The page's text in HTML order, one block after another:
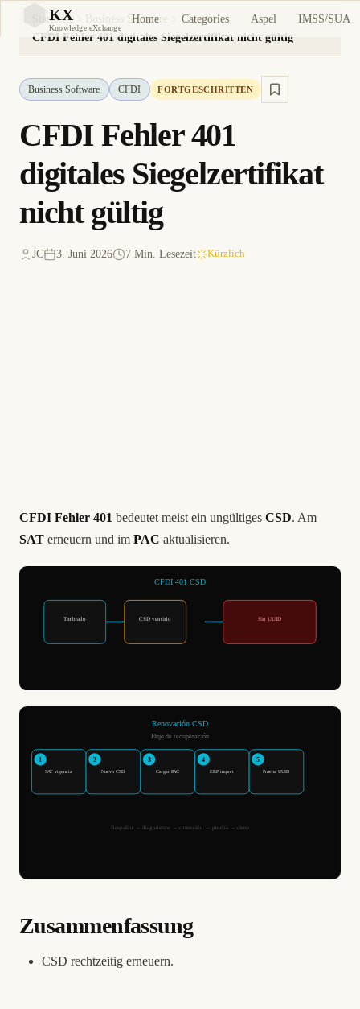
KX
Knowledge eXchange
Home Categories Aspel IMSS/SUA
Startseite
Business Software
CFDI Fehler 401 digitales Siegelzertifikat nicht gültig
Business Software CFDI FORTGESCHRITTEN
CFDI Fehler 401
digitales Siegelzertifikat
nicht gültig
JC 3. Juni 2026 7 Min. Lesezeit Kürzlich
CFDI Fehler 401 bedeutet meist ein ungültiges CSD. Am
SAT erneuern und im PAC aktualisieren.
Zusammenfassung
CSD rechtzeitig erneuern.